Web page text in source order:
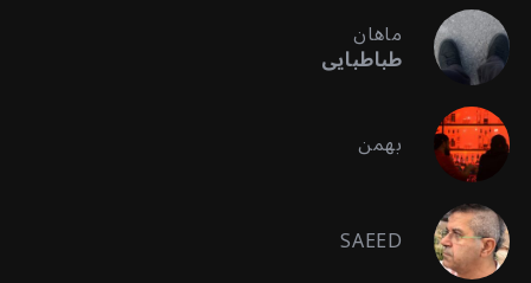
ماهان
طباطبایی
بهمن
SAEED